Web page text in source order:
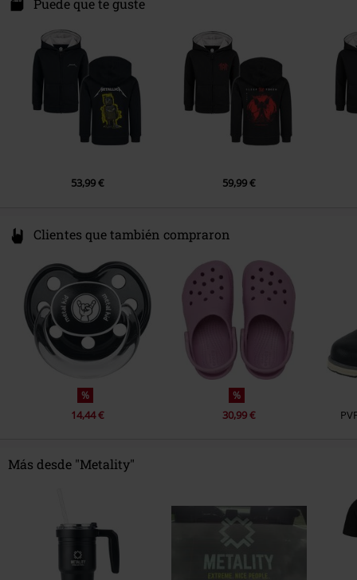
Germany
www.metal-kids.com
Puede que te guste
53,99 € 59,99 €
Clientes que también compraron
%
14,44 €
%
30,99 €
Más desde "Metality"